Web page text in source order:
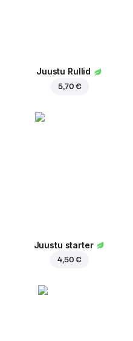
Juustu Rullid
5,70 €
Juustu starter
4,50 €